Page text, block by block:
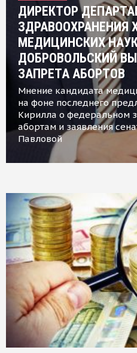
ДИРЕКТОР
ЗДРАВООХРАНЕНИЯ
МЕДИЦИНСКИХ
ДОБРОВОЛЬСКИЙ
ЗАПРЕТА АБОРТОВ
Мнение кандидата
на фоне последнего
Кирилла о федеральном
абортам и заявления
Павловой